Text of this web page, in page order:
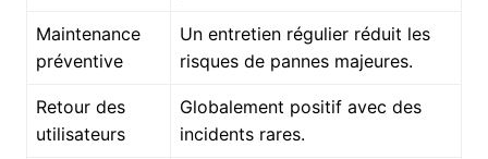
Maintenance
préventive
Un entretien régulier réduit les
risques de pannes majeures.
Retour des
utilisateurs
Globalement positif avec des
incidents rares.